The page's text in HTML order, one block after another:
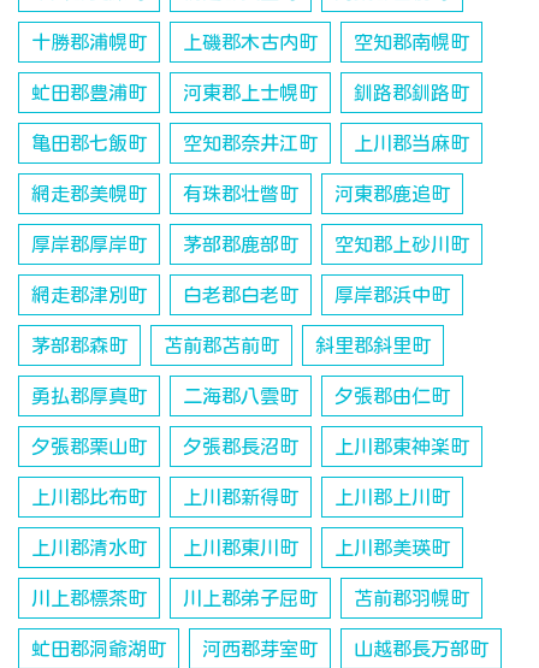
十勝郡浦幌町 上磯郡木古内町 空知郡南幌町
虻田郡豊浦町 河東郡上士幌町 釧路郡釧路町
亀田郡七飯町 空知郡奈井江町 上川郡当麻町
網走郡美幌町 有珠郡壮瞥町 河東郡鹿追町
厚岸郡厚岸町 茅部郡鹿部町 空知郡上砂川町
網走郡津別町 白老郡白老町 厚岸郡浜中町
茅部郡森町 苫前郡苫前町 斜里郡斜里町
勇払郡厚真町 二海郡八雲町 夕張郡由仁町
夕張郡栗山町 夕張郡長沼町 上川郡東神楽町
上川郡比布町 上川郡新得町 上川郡上川町
上川郡清水町 上川郡東川町 上川郡美瑛町
川上郡標茶町 川上郡弟子屈町 苫前郡羽幌町
虻田郡洞爺湖町 河西郡芽室町 山越郡長万部町